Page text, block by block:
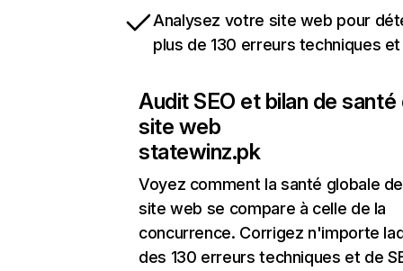
Analysez votre site web pour
plus de 130 erreurs techniques et
Audit SEO et bilan de santé
site web
statewinz.pk
Voyez comment la santé globale
site web se compare à celle de la
concurrence. Corrigez n'importe
des 130 erreurs techniques et de